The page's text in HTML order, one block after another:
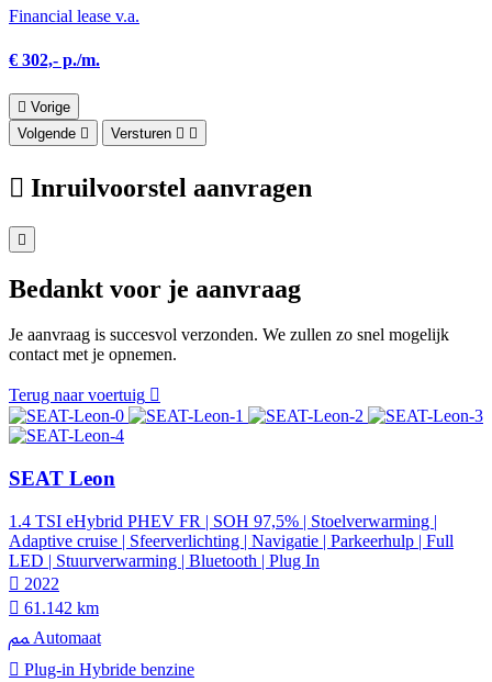
Financial lease v.a.
€ 302,- p./m.
Vorige
Volgende
Versturen
Inruilvoorstel aanvragen
Bedankt voor je aanvraag
Je aanvraag is succesvol verzonden. We zullen zo snel mogelijk
contact met je opnemen.
Terug naar voertuig
SEAT Leon
1.4 TSI eHybrid PHEV FR | SOH 97,5% | Stoelverwarming |
Adaptive cruise | Sfeerverlichting | Navigatie | Parkeerhulp | Full
LED | Stuurverwarming | Bluetooth | Plug In
2022
61.142 km
Automaat
Plug-in Hybride benzine